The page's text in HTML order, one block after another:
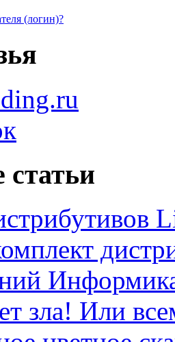
(логин)?
статьи
зла! Или